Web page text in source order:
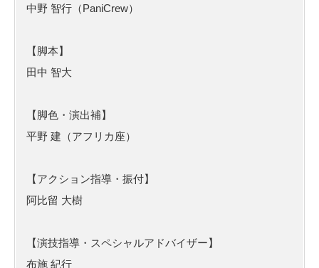
中野 智行（PaniCrew）
【脚本】
田中 智大
【脚色・演出補】
平野 建（アフリカ座）
【アクション指導・振付】
阿比留 大樹
【演技指導・スペシャルアドバイザー】
布施 紀行